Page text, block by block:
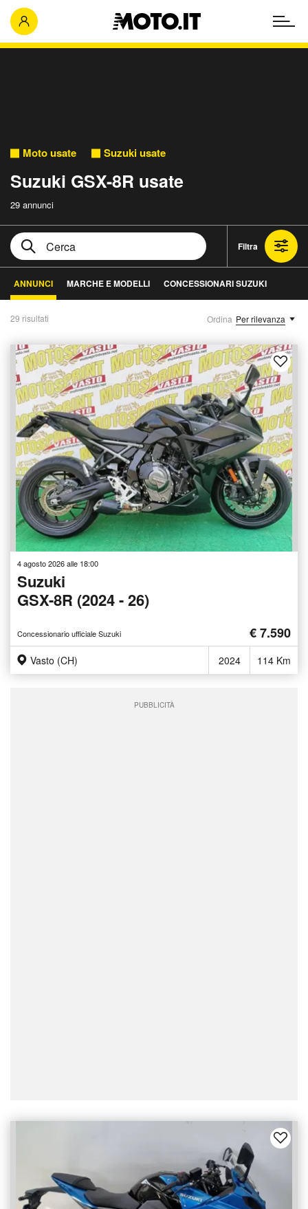
Moto usate Suzuki usate
Suzuki GSX-8R usate
29 annunci
Filtra
ANNUNCI MARCHE E MODELLI CONCESSIONARI SUZUKI
29 risultati Ordina Per rilevanza
4 agosto 2026 alle 18:00
Suzuki
GSX-8R (2024 - 26)
Concessionario ufficiale Suzuki € 7.590
Vasto (CH) 2024 114 Km
PUBBLICITÀ